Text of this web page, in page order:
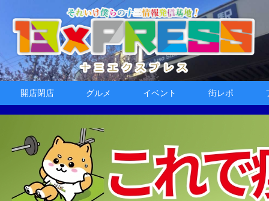
開店閉店 グルメ イベント 街レポ